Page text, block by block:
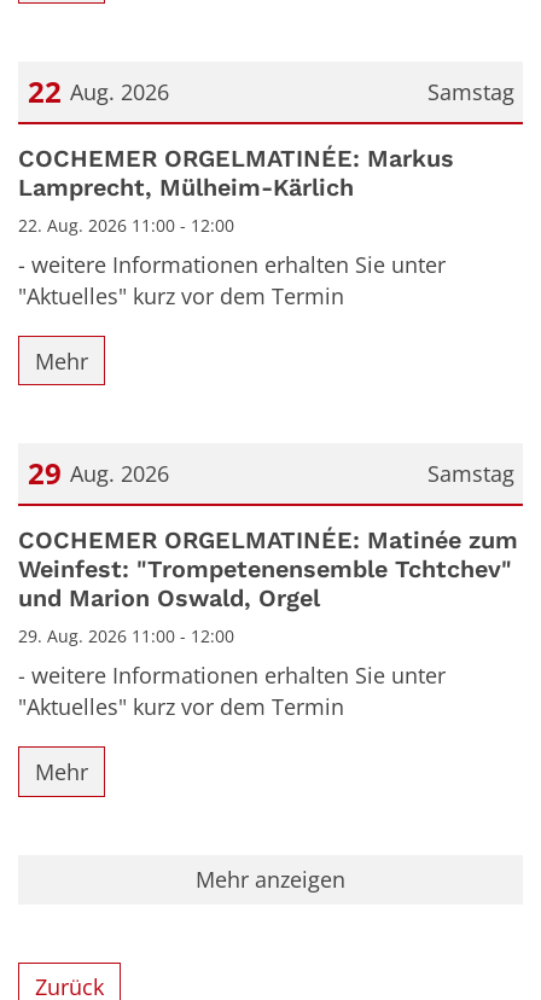
Samstag
22 Aug. 2026
Datum: 22. August 2026
COCHEMER ORGELMATINÉE: Markus
Lamprecht, Mülheim-Kärlich
22. Aug. 2026 11:00 - 12:00
- weitere Informationen erhalten Sie unter
"Aktuelles" kurz vor dem Termin
Mehr
Samstag
29 Aug. 2026
Datum: 29. August 2026
COCHEMER ORGELMATINÉE: Matinée zum
Weinfest: "Trompetenensemble Tchtchev"
und Marion Oswald, Orgel
29. Aug. 2026 11:00 - 12:00
- weitere Informationen erhalten Sie unter
"Aktuelles" kurz vor dem Termin
Mehr
Mehr anzeigen
Zurück